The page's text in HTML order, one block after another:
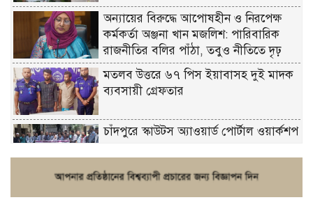
অন্যায়ের বিরুদ্ধে আপোষহীন ও নিরপেক্ষ
কর্মকর্তা অঞ্জনা খান মজলিশ: পারিবারিক
রাজনীতির বলির পাঁঠা, তবুও নীতিতে দৃঢ়
মতলব উত্তরে ৬৭ পিস ইয়াবাসহ দুই মাদক
ব্যবসায়ী গ্রেফতার
চাঁদপুরে স্কাউটস অ্যাওয়ার্ড পোর্টাল ওয়ার্কশপ